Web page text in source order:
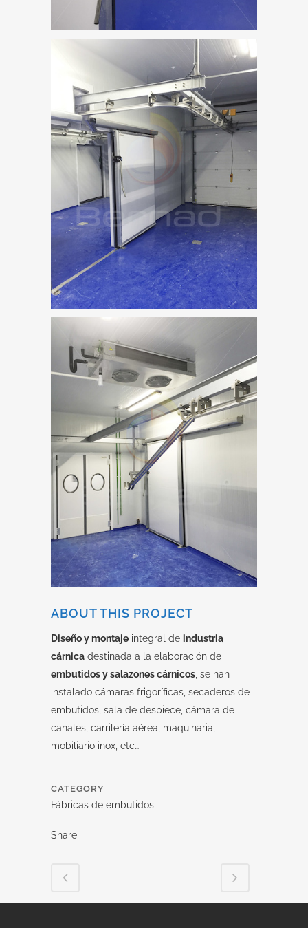
ABOUT THIS PROJECT
Diseño y montaje integral de industria
cárnica destinada a la elaboración de
embutidos y salazones cárnicos, se han
instalado cámaras frigoríficas, secaderos de
embutidos, sala de despiece, cámara de
canales, carrilería aérea, maquinaria,
mobiliario inox, etc…
CATEGORY
Fábricas de embutidos
Share